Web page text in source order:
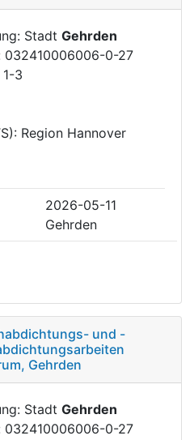
Stadt Gehrden
032410006006-0-27
3
Region Hannover
2026-05-11
Gehrden
und -
Gehrden
Stadt Gehrden
032410006006-0-27